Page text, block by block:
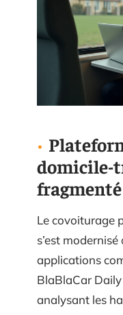
domicile-
fragmenté
Le covoiturage
s’est
applications
BlaBlaCar
analysant les